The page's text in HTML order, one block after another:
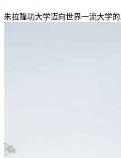
朱拉隆功大学迈向世界一流大学